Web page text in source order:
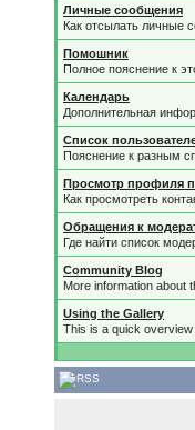
Личные сообщения
Как отсылать личные
Помошник
Полное пояснение к
Календарь
Дополнительная
Список
Пояснение к разным
Просмотр профиля
Как просмотреть
Обращения к
Где найти список
Community Blog
More information about
Using the Gallery
This is a quick